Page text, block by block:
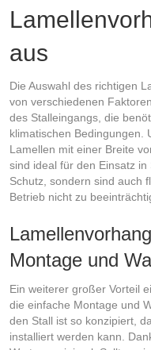
aus
Die Auswahl des richtigen
von verschiedenen
des Stalleingangs, die
klimatischen Bedingungen.
Lamellen mit einer Breite
sind ideal für den Einsatz
Schutz, sondern sind auch
Betrieb nicht zu
Montage und
Ein weiterer großer Vorteil
die einfache Montage und
den Stall ist so konzipiert,
installiert werden kann.